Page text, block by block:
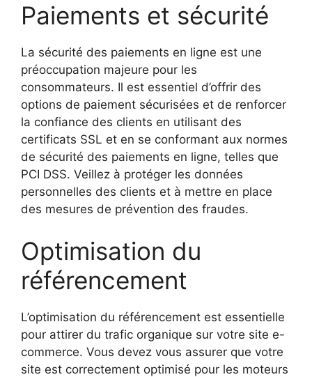
Paiements et sécurité
La sécurité des paiements en ligne est une
préoccupation majeure pour les
consommateurs. Il est essentiel d’offrir des
options de paiement sécurisées et de renforcer
la confiance des clients en utilisant des
certificats SSL et en se conformant aux normes
de sécurité des paiements en ligne, telles que
PCI DSS. Veillez à protéger les données
personnelles des clients et à mettre en place
des mesures de prévention des fraudes.
Optimisation du
référencement
L’optimisation du référencement est essentielle
pour attirer du trafic organique sur votre site e-
commerce. Vous devez vous assurer que votre
site est correctement optimisé pour les moteurs